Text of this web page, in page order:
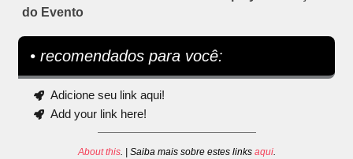
do Evento
• recomendados para você:
Adicione seu link aqui!
Add your link here!
About this. | Saiba mais sobre estes links aqui.